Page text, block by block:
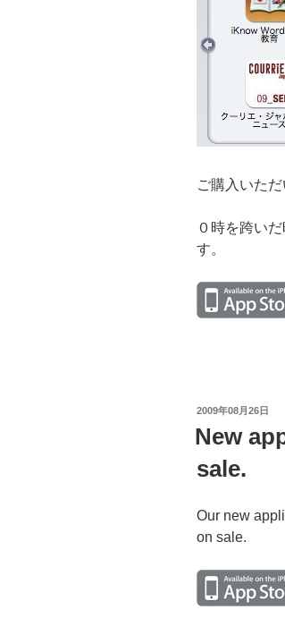
ご購入いた
０時を跨い
す。
投
日:
2009年08月26日
New
sale.
Our new
on sale.